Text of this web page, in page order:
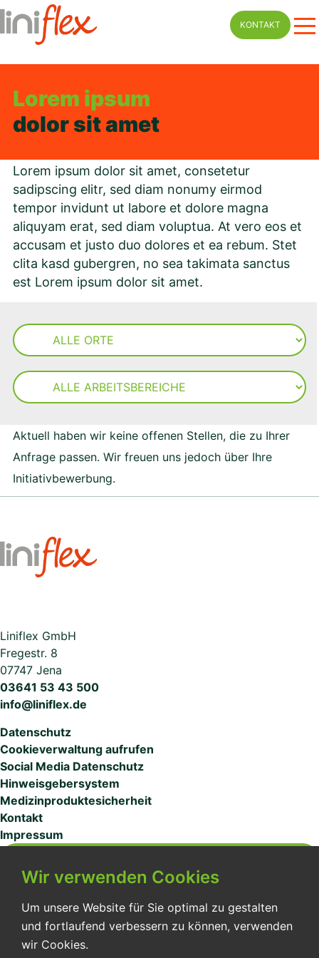
Skip
to
KONTAKT
Lorem ipsum
dolor sit amet
Lorem ipsum dolor sit amet, consetetur
sadipscing elitr, sed diam nonumy eirmod
tempor invidunt ut labore et dolore magna
aliquyam erat, sed diam voluptua. At vero eos et
accusam et justo duo dolores et ea rebum. Stet
clita kasd gubergren, no sea takimata sanctus
est Lorem ipsum dolor sit amet.
Liniflex GmbH
Fregestr. 8
07747 Jena
03641 53 43 500
info@liniflex.de
Datenschutz
Cookieverwaltung aufrufen
Social Media Datenschutz
Hinweisgebersystem
Medizinproduktesicherheit
Kontakt
Impressum
Der Personal­dienstleister Liniflex GmbH ist Ihre
Wir verwenden Cookies
Um unsere Website für Sie optimal zu gestalten
und fortlaufend verbessern zu können, verwenden
wir Cookies.